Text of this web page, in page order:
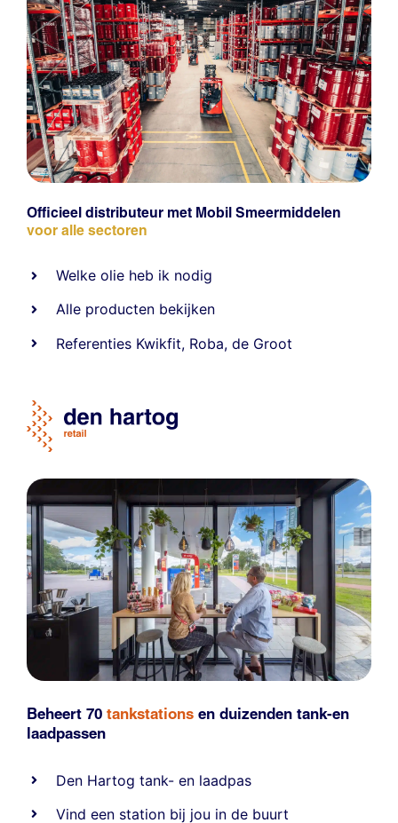
Officieel distributeur met Mobil Smeermiddelen
voor alle sectoren
Welke olie heb ik nodig
Alle producten bekijken
Referenties Kwikfit, Roba,de Groot
Beheert 70 tankstations en duizenden tank-en
laadpassen
Den Hartog tank- en laadpas
Vind een station bij jou in de buurt